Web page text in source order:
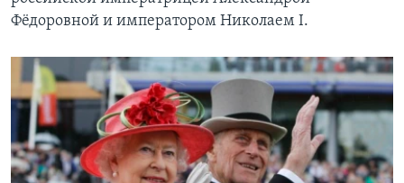
Фёдоровной и императором Николаем I.